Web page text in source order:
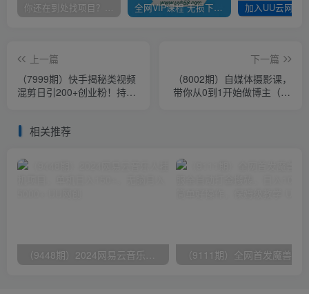
你还在到处找项目？还在当韭菜？我靠卖项目一个月收入5万+，曾经我也是个失败者。 全网VIP课程 无损下载~
上一篇
（7999期）快手揭秘类视频
混剪日引200+创业粉！持续
下一篇
（8002期）自媒体摄影课，
带你从0到1开始做博主（17
相关推荐